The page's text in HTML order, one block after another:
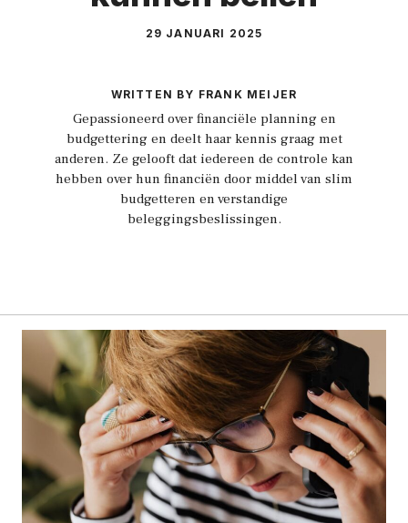
29 JANUARI 2025
WRITTEN BY FRANK MEIJER
Gepassioneerd over financiële planning en
budgettering en deelt haar kennis graag met
anderen. Ze gelooft dat iedereen de controle kan
hebben over hun financiën door middel van slim
budgetteren en verstandige
beleggingsbeslissingen.